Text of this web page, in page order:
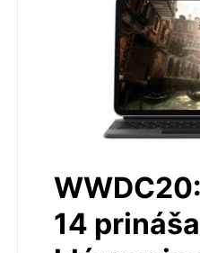
14